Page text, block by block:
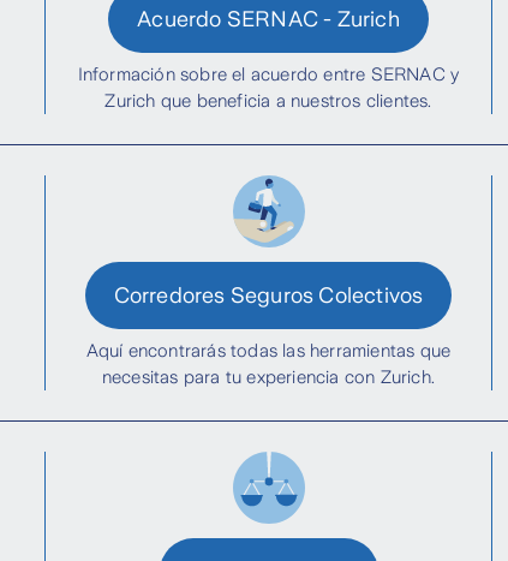
Acuerdo SERNAC - Zurich
Información sobre el acuerdo entre SERNAC y
Zurich que beneficia a nuestros clientes.
Corredores Seguros Colectivos
Aquí encontrarás todas las herramientas que
necesitas para tu experiencia con Zurich.